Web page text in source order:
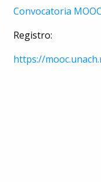
Convocatoria
Registro:
https://